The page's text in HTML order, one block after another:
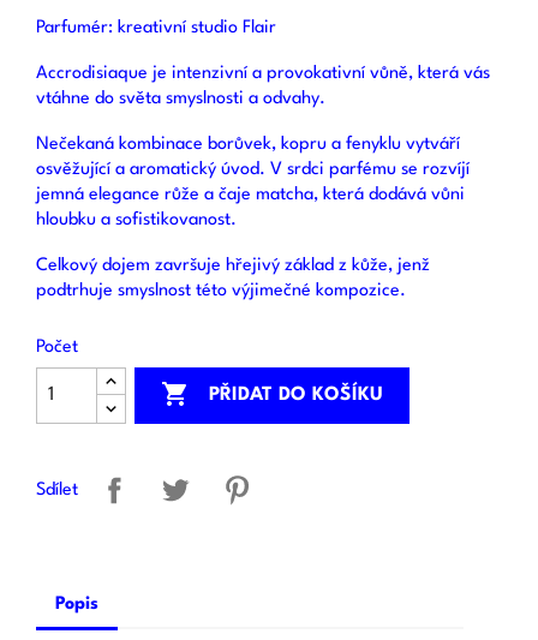
Parfumér: kreativní studio Flair
Accrodisiaque je intenzivní a provokativní vůně, která vás
vtáhne do světa smyslnosti a odvahy.
Nečekaná kombinace borůvek, kopru a fenyklu vytváří
osvěžující a aromatický úvod. V srdci parfému se rozvíjí
jemná elegance růže a čaje matcha, která dodává vůni
hloubku a sofistikovanost.
Celkový dojem završuje hřejivý základ z kůže, jenž
podtrhuje smyslnost této výjimečné kompozice.
Počet
 PŘIDAT DO KOŠÍKU
Sdílet
Popis